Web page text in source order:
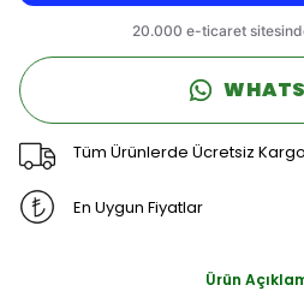
Tüm Ürünlerde Ücretsiz Kargo
En Uygun Fiyatlar
Ürün